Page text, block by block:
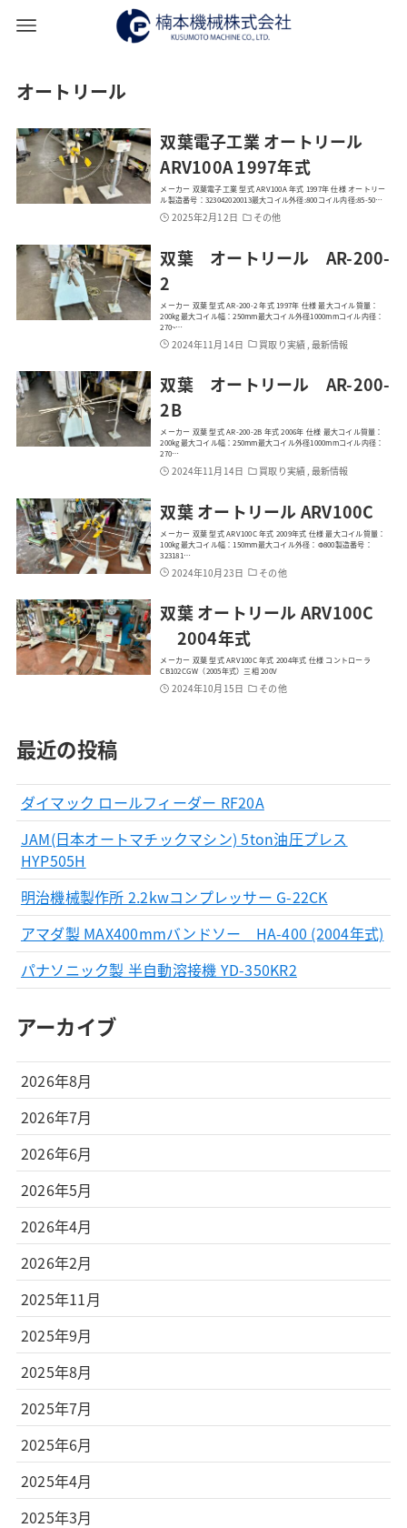
オートリール
双葉電子工業 オートリール
ARV100A 1997年式
メーカー 双葉電子工業 型式 ARV100A 年式 1997年 仕様 オートリー
ル製造番号：323042020013最大コイル外径:800コイル内径:85-50…
2025年2月12日 その他
双葉 オートリール AR-200-
2
メーカー 双葉 型式 AR-200-2 年式 1997年 仕様 最大コイル質量：
200kg最大コイル幅：250mm最大コイル外径1000mmコイル内径：
270~…
2024年11月14日 買取り実績 , 最新情報
双葉 オートリール AR-200-
2B
メーカー 双葉 型式 AR-200-2B 年式 2006年 仕様 最大コイル質量：
200kg最大コイル幅：250mm最大コイル外径1000mmコイル内径：
270…
2024年11月14日 買取り実績 , 最新情報
双葉 オートリール ARV100C
メーカー 双葉 型式 ARV100C 年式 2009年式 仕様 最大コイル質量：
100kg最大コイル幅：150mm最大コイル外径：Φ800製造番号：
323181…
2024年10月23日 その他
双葉 オートリール ARV100C
2004年式
メーカー 双葉 型式 ARV100C 年式 2004年式 仕様 コントローラ
CB102CGW（2005年式）三相 200V
2024年10月15日 その他
最近の投稿
ダイマック ロールフィーダー RF20A
JAM(日本オートマチックマシン) 5ton油圧プレス
HYP505H
明治機械製作所 2.2kwコンプレッサー G-22CK
アマダ製 MAX400mmバンドソー HA-400 (2004年式)
パナソニック製 半自動溶接機 YD-350KR2
アーカイブ
2026年8月
2026年7月
2026年6月
2026年5月
2026年4月
2026年2月
2025年11月
2025年9月
2025年8月
2025年7月
2025年6月
2025年4月
2025年3月